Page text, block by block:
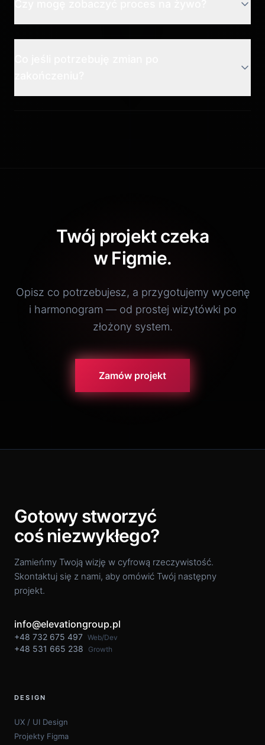
Twój projekt czeka
w Figmie.
Opisz co potrzebujesz, a przygotujemy wycenę
i harmonogram — od prostej wizytówki po
złożony system.
Zamów projekt
Gotowy stworzyć
coś niezwykłego?
Zamieńmy Twoją wizję w cyfrową rzeczywistość.
Skontaktuj się z nami, aby omówić Twój następny
projekt.
info@elevationgroup.pl
+48 732 675 497 Web/Dev
+48 531 665 238 Growth
DESIGN
UX / UI Design
Projekty Figma